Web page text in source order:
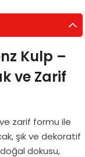
Kulp –
ve Zarif
ve zarif formu ile
şık ve dekoratif
dokusu,